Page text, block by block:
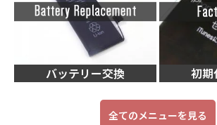
バッテリー交換 初期
全てのメニューを見る